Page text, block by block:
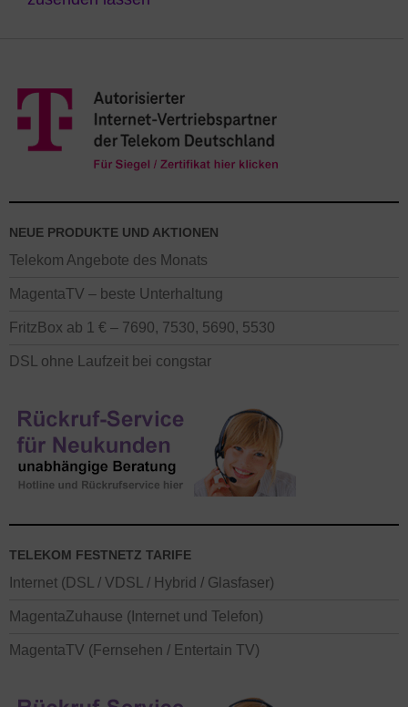
NEUE PRODUKTE UND AKTIONEN
Telekom Angebote des Monats
MagentaTV – beste Unterhaltung
FritzBox ab 1 € – 7690, 7530, 5690, 5530
DSL ohne Laufzeit bei congstar
TELEKOM FESTNETZ TARIFE
Internet (DSL / VDSL / Hybrid / Glasfaser)
MagentaZuhause (Internet und Telefon)
MagentaTV (Fernsehen / Entertain TV)